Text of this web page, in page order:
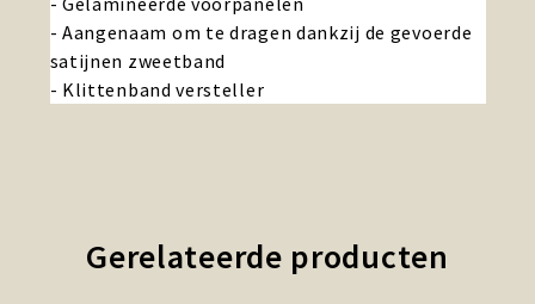
- Aangenaam om te dragen dankzij de gevoerde
satijnen zweetband
- Klittenband versteller
Gerelateerde producten